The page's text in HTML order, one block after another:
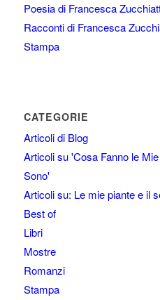
Poesia di Francesca
Racconti di Francesca
Stampa
CATEGORIE
Articoli di Blog
Articoli su 'Cosa Fanno le
Sono'
Articoli su: Le mie piante e il
Best of
Libri
Mostre
Romanzi
Stampa